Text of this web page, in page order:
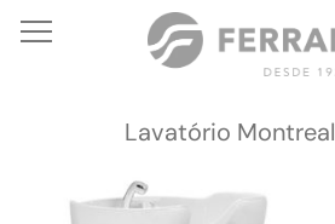
Lavatório Montreal